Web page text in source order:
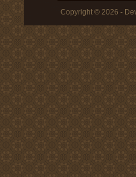
Copyright © 2026 -